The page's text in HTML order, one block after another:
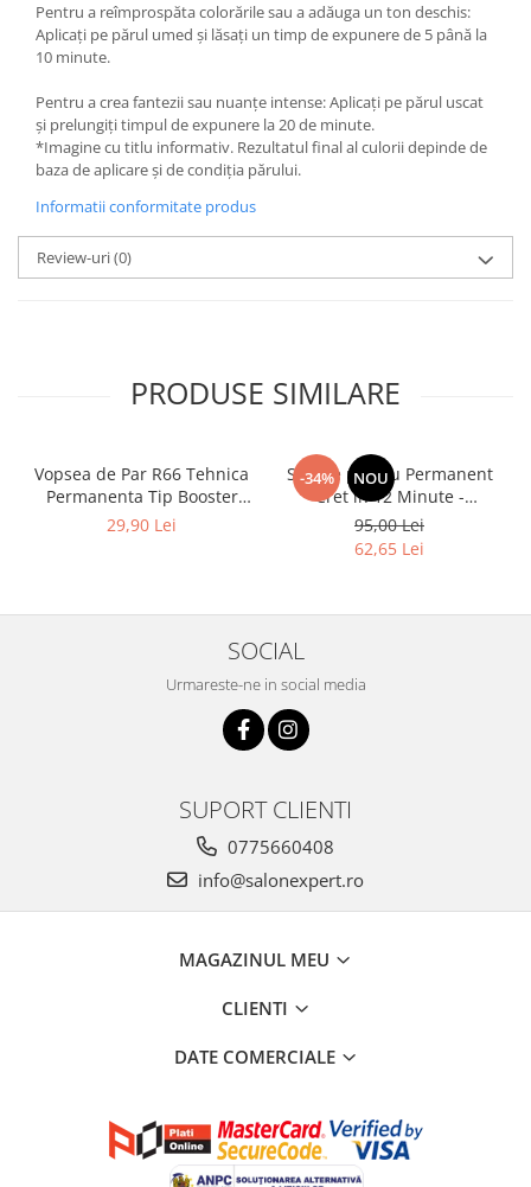
Pentru a reîmprospăta colorările sau a adăuga un ton deschis:
Aplicați pe părul umed și lăsați un timp de expunere de 5 până la
10 minute.
Pentru a crea fantezii sau nuanțe intense: Aplicați pe părul uscat
și prelungiți timpul de expunere la 20 de minute.
*Imagine cu titlu informativ. Rezultatul final al culorii depinde de
baza de aplicare și de condiția părului.
Informatii conformitate produs
Review-uri(0)
PRODUSE SIMILARE
Vopsea de Par R66 Tehnica
Permanenta Tip Booster
Rosu - Fanola Color Cream
29,90 Lei
-34% NOU
Solutie pentru Permanent
Cret in 12 Minute -
Universal Moved 12Min
Ammonia Free Waving
System Be Tech 500ml - Be
95,00 Lei
62,65 Lei
SOCIAL
Urmareste-ne in social media
SUPORT CLIENTI
0775660408
info@salonexpert.ro
MAGAZINUL MEU
CLIENTI
DATE COMERCIALE